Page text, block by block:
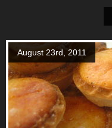
August 23rd, 2011